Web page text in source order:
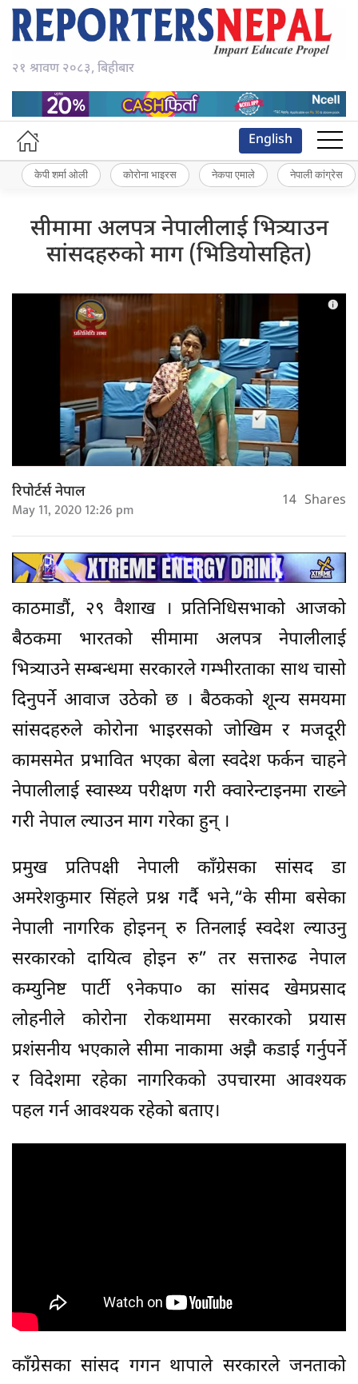
२१ श्रावण २०८३, बिहीबार
English
केपी शर्मा ओली कोरोना भाइरस नेकपा एमाले नेपाली कांग्रेस
सीमामा अलपत्र नेपालीलाई भित्र्याउन
सांसदहरुको माग (भिडियोसहित)
रिपोर्टर्स नेपाल
May 11, 2020 12:26 pm 14 Shares
काठमाडौं, २९ वैशाख । प्रतिनिधिसभाको आजको
बैठकमा भारतको सीमामा अलपत्र नेपालीलाई
भित्र्याउने सम्बन्धमा सरकारले गम्भीरताका साथ चासो
दिनुपर्ने आवाज उठेको छ । बैठकको शून्य समयमा
सांसदहरुले कोरोना भाइरसको जोखिम र मजदूरी
कामसमेत प्रभावित भएका बेला स्वदेश फर्कन चाहने
नेपालीलाई स्वास्थ्य परीक्षण गरी क्वारेन्टाइनमा राख्ने
गरी नेपाल ल्याउन माग गरेका हुन् ।
प्रमुख प्रतिपक्षी नेपाली काँग्रेसका सांसद डा
अमरेशकुमार सिंहले प्रश्न गर्दै भने,“के सीमा बसेका
नेपाली नागरिक होइनन् रु तिनलाई स्वदेश ल्याउनु
सरकारको दायित्व होइन रु” तर सत्तारुढ नेपाल
कम्युनिष्ट पार्टी ९नेकपा० का सांसद खेमप्रसाद
लोहनीले कोरोना रोकथाममा सरकारको प्रयास
प्रशंसनीय भएकाले सीमा नाकामा अझै कडाई गर्नुपर्ने
र विदेशमा रहेका नागरिकको उपचारमा आवश्यक
पहल गर्न आवश्यक रहेको बताए।
काँग्रेसका सांसद गगन थापाले सरकारले जनताको